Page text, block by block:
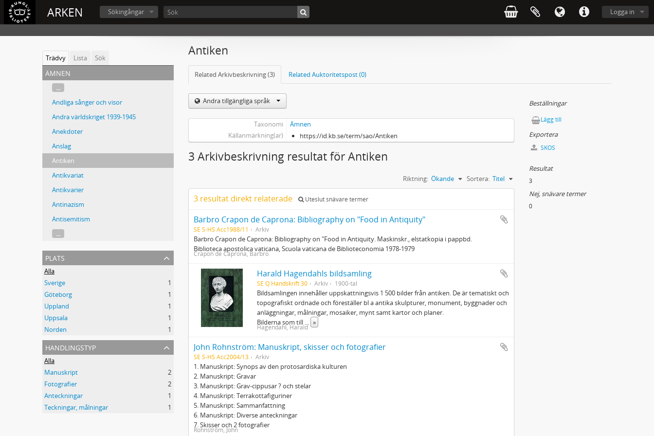
ARKEN Logga in
Sökingångar
Trädvy Lista Sök
ämnen
...
Andliga sånger och visor
Andra världskriget 1939-1945
Anekdoter
Anslag
Antiken
Antikvariat
Antikvarier
Antinazism
Antisemitism
...
plats
Alla
Sverige
1
Göteborg
1
Uppland
1
Uppsala
1
Norden
1
handlingstyp
Alla
Manuskript
2
Fotografier
2
Anteckningar
1
Teckningar, målningar
1
Antiken
Related Arkivbeskrivning (3) Related Auktoritetspost (0)
Andra tillgängliga språk
Taxonomi
Ämnen
Källanmärkning(ar)
https://id.kb.se/term/sao/Antiken
3 Arkivbeskrivning resultat för Antiken
Sortera: Titel
Riktning: Ökande
3 resultat direkt relaterade Uteslut snävare termer
Barbro Crapon de Caprona: Bibliography on "Food in Antiquity"
SE S-HS Acc1988/11 Arkiv
Barbro Crapon de Caprona: Bibliography on "Food in Antiquity. Maskinskr., elstatkopia i pappbd.
Biblioteca apostolica vaticana, Scuola vaticana de Biblioteconomia 1978-1979
Crapon de Caprona, Barbro
Harald Hagendahls bildsamling
SE Q Handskrift 30 Arkiv 1900-tal
Bildsamlingen innehåller uppskattningsvis 1 500 bilder från antiken. De är tematiskt och
topografiskt ordnade och föreställer bl a antika skulpturer, monument, byggnader och
anläggningar, målningar, mosaiker, mynt samt kartor och planer.
Bilderna som till ... »
Hagendahl, Harald
John Rohnström: Manuskript, skisser och fotografier
SE S-HS Acc2004/13 Arkiv
1. Manuskript: Synops av den protosardiska kulturen
2. Manuskript: Gravar
3. Manuskript: Grav-cippusar ? och stelar
4. Manuskript: Terrakottafiguriner
5. Manuskript: Sammanfattning
6. Manuskript: Diverse anteckningar
7. Skisser och 2 fotografier
Rohnström, John
Beställningar
Lägg till
Exportera
SKOS
Resultat
3
Nej, snävare termer
0